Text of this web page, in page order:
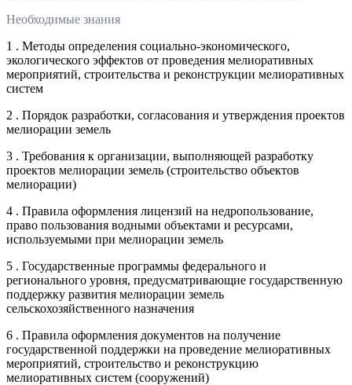
Необходимые знания
1 . Методы определения социально-экономического,
экологического эффектов от проведения мелиоративных
мероприятий, строительства и реконструкции мелиоративных
систем
2 . Порядок разработки, согласования и утверждения проектов
мелиорации земель
3 . Требования к организации, выполняющей разработку
проектов мелиорации земель (строительство объектов
мелиорации)
4 . Правила оформления лицензий на недропользование,
право пользования водными объектами и ресурсами,
используемыми при мелиорации земель
5 . Государственные программы федерального и
регионального уровня, предусматривающие государственную
поддержку развития мелиорации земель
сельскохозяйственного назначения
6 . Правила оформления документов на получение
государственной поддержки на проведение мелиоративных
мероприятий, строительство и реконструкцию
мелиоративных систем (сооружений)